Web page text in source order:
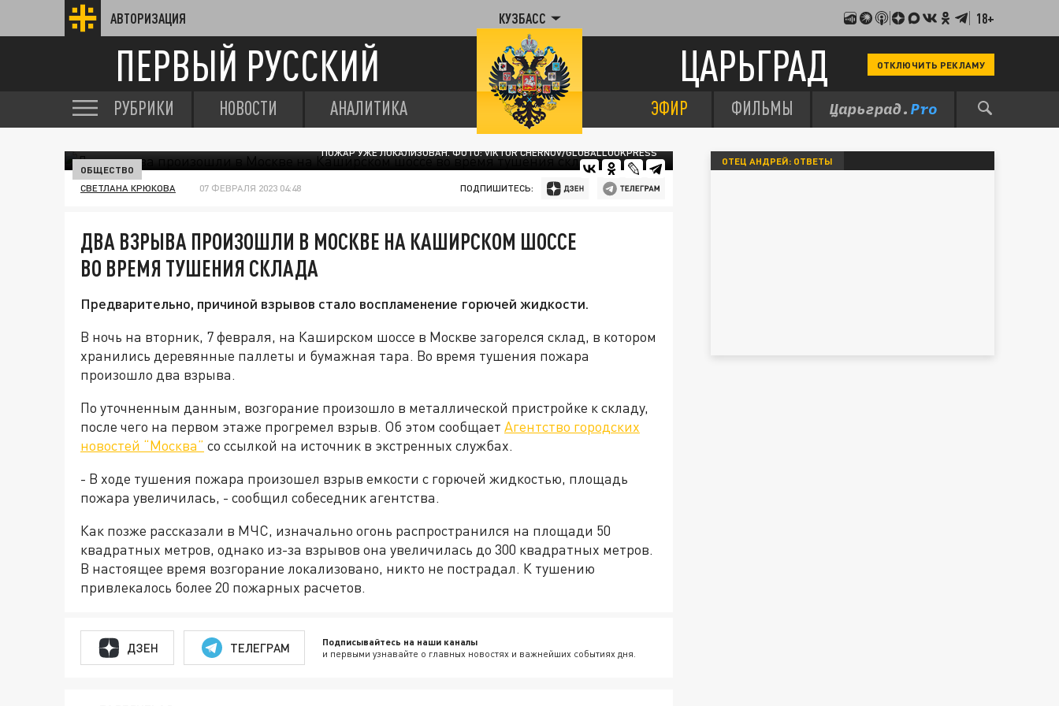
АВТОРИЗАЦИЯ КУЗБАСС 18+
ПЕРВЫЙ РУССКИЙ ЦАРЬГРАД ОТКЛЮЧИТЬ РЕКЛАМУ
РУБРИКИ НОВОСТИ АНАЛИТИКА ЭФИР ФИЛЬМЫ
ПОЖАР УЖЕ ЛОКАЛИЗОВАН. ФОТО: VIKTOR CHERNOV/GLOBALLOOKPRESS
ОБЩЕСТВО
СВЕТЛАНА КРЮКОВА 07 ФЕВРАЛЯ 2023 04:48 ПОДПИШИТЕСЬ:
ДВА ВЗРЫВА ПРОИЗОШЛИ В МОСКВЕ НА КАШИРСКОМ ШОССЕ
ВО ВРЕМЯ ТУШЕНИЯ СКЛАДА
Предварительно, причиной взрывов стало воспламенение горючей жидкости.
В ночь на вторник, 7 февраля, на Каширском шоссе в Москве загорелся склад, в котором
хранились деревянные паллеты и бумажная тара. Во время тушения пожара
произошло два взрыва.
По уточненным данным, возгорание произошло в металлической пристройке к складу,
после чего на первом этаже прогремел взрыв. Об этом сообщает Агентство городских
новостей “Москва” со ссылкой на источник в экстренных службах.
- В ходе тушения пожара произошел взрыв емкости с горючей жидкостью, площадь
пожара увеличилась, - сообщил собеседник агентства.
Как позже рассказали в МЧС, изначально огонь распространился на площади 50
квадратных метров, однако из-за взрывов она увеличилась до 300 квадратных метров.
В настоящее время возгорание локализовано, никто не пострадал. К тушению
привлекалось более 20 пожарных расчетов.
ДЗЕН ТЕЛЕГРАМ Подписывайтесь на наши каналы
и первыми узнавайте о главных новостях и важнейших событиях дня.
ОТЕЦ АНДРЕЙ: ОТВЕТЫ